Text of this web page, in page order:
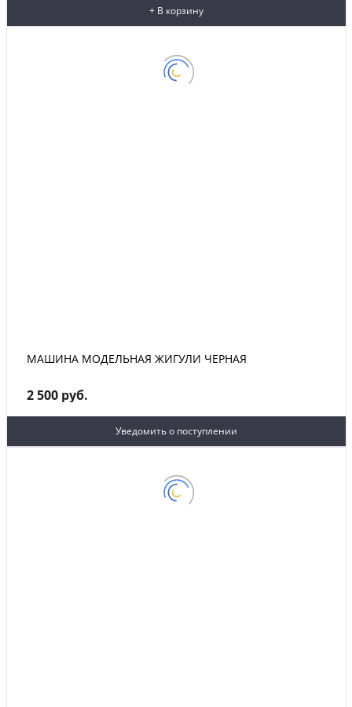
+ В корзину
МАШИНА МОДЕЛЬНАЯ ЖИГУЛИ ЧЕРНАЯ
2 500 руб.
Уведомить о поступлении